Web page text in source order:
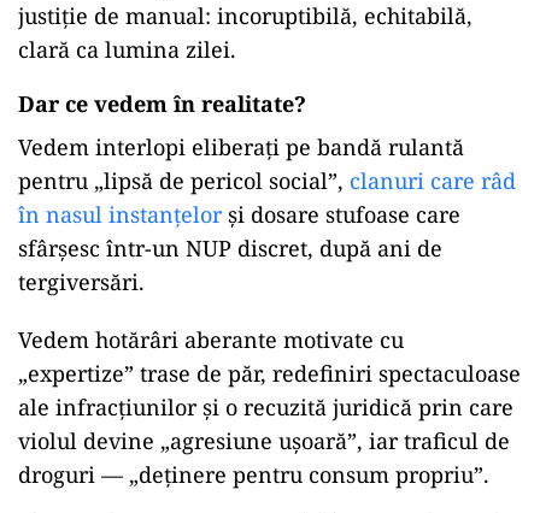
justiție de manual: incoruptibilă, echitabilă,
clară ca lumina zilei.
Dar ce vedem în realitate?
Vedem interlopi eliberați pe bandă rulantă
pentru „lipsă de pericol social”, clanuri care râd
în nasul instanțelorși dosare stufoase care
sfârșesc într-un NUP discret, după ani de
tergiversări.
Vedem hotărâri aberante motivate cu
„expertize” trase de păr, redefiniri spectaculoase
ale infracțiunilor și o recuzită juridică prin care
violul devine „agresiune ușoară”, iar traficul de
droguri — „deținere pentru consum propriu”.